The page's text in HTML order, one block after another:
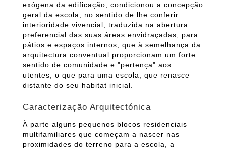
exógena da edificação, condicionou a concepção
geral da escola, no sentido de lhe conferir
interioridade vivencial, traduzida na abertura
preferencial das suas áreas envidraçadas, para
pátios e espaços internos, que à semelhança da
arquitectura conventual proporcionam um forte
sentido de comunidade e "pertença" aos
utentes, o que para uma escola, que renasce
distante do seu habitat inicial.
Caracterização Arquitectónica
À parte alguns pequenos blocos residenciais
multifamiliares que começam a nascer nas
proximidades do terreno para a escola, a